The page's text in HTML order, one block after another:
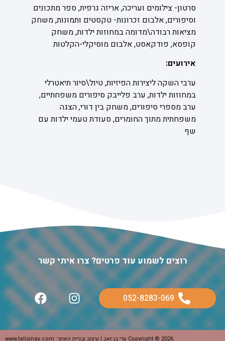
סרטון- צילומים ועריכה, אריזה גרפית, ספר מתכונים
וסיפורים, אלבום זכרונות- טקסטים ותמונות, משחק
מציאות רבודה\מדומה במחוזות ילדות, משחק
קופסא, פודקאסט, אלבום מוסיקלי-הקלטות
אירועים:
ערבי השקה ליצירות הפיזיות,טיול\סיור תיאטרלי
במחוזות ילדות, ערב פלייבק סיפורים משפחתיים,
ערב מספרי סיפורים,משחק בין דורי,הצגה
משפחתית מתוך החומרים,סעודת טעמי ילדות עם
שף
רוצים לשמוע עוד פרטים? צרו איתי קשר
052-8283-069
Copyright © 2026 עדי בן זאב | עיצוב ובניית האתר: www.talisinay.com